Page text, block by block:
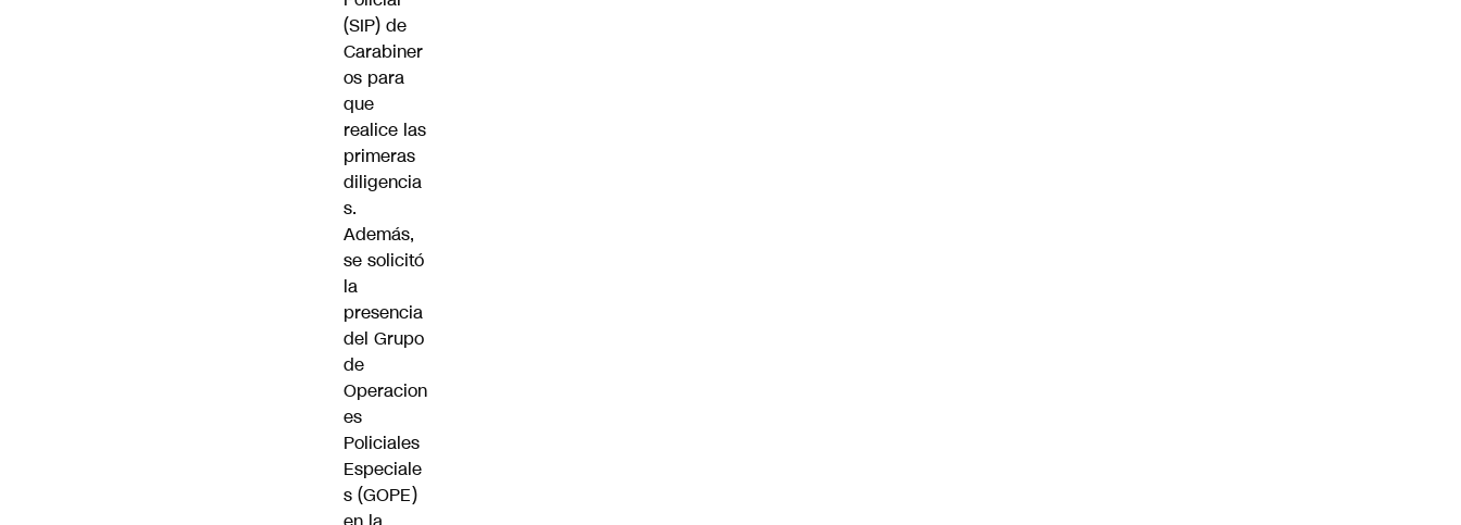
(SIP) de
Carabiner
os para
que
realice las
primeras
diligencia
s.
Además,
se solicitó
la
presencia
del Grupo
de
Operacion
es
Policiales
Especiale
s (GOPE)